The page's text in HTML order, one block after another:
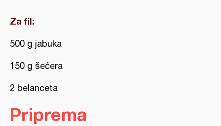
Za fil:
500 g jabuka
150 g šećera
2 belanceta
Priprema